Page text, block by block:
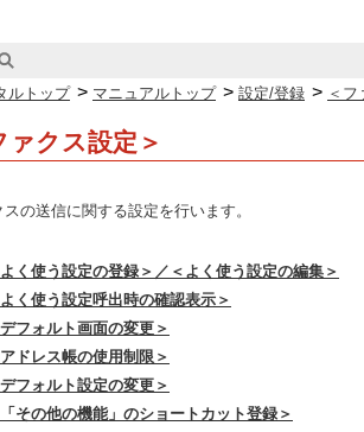
ルトップ > マニュアルトップ > 設定/登録 > ＜フ
ァクス設定＞
スの送信に関する設定を行います。
よく使う設定の登録＞／＜よく使う設定の編集＞
よく使う設定呼出時の確認表示＞
デフォルト画面の変更＞
アドレス帳の使用制限＞
デフォルト設定の変更＞
「その他の機能」のショートカット登録＞